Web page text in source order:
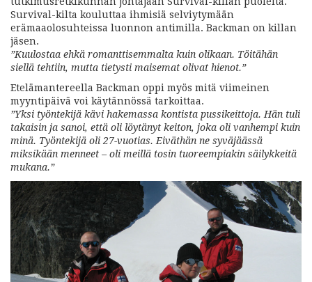
Survival-kilta kouluttaa ihmisiä selviytymään
erämaaolosuhteissa luonnon antimilla. Backman on killan
jäsen.
”Kuulostaa ehkä romanttisemmalta kuin olikaan. Töitähän
siellä tehtiin, mutta tietysti maisemat olivat hienot.”
Etelämantereella Backman oppi myös mitä viimeinen
myyntipäivä voi käytännössä tarkoittaa.
”Yksi työntekijä kävi hakemassa kontista pussikeittoja. Hän tuli
takaisin ja sanoi, että oli löytänyt keiton, joka oli vanhempi kuin
minä. Työntekijä oli 27-vuotias. Eiväthän ne syväjäässä
miksikään menneet – oli meillä tosin tuoreempiakin säilykkeitä
mukana.”